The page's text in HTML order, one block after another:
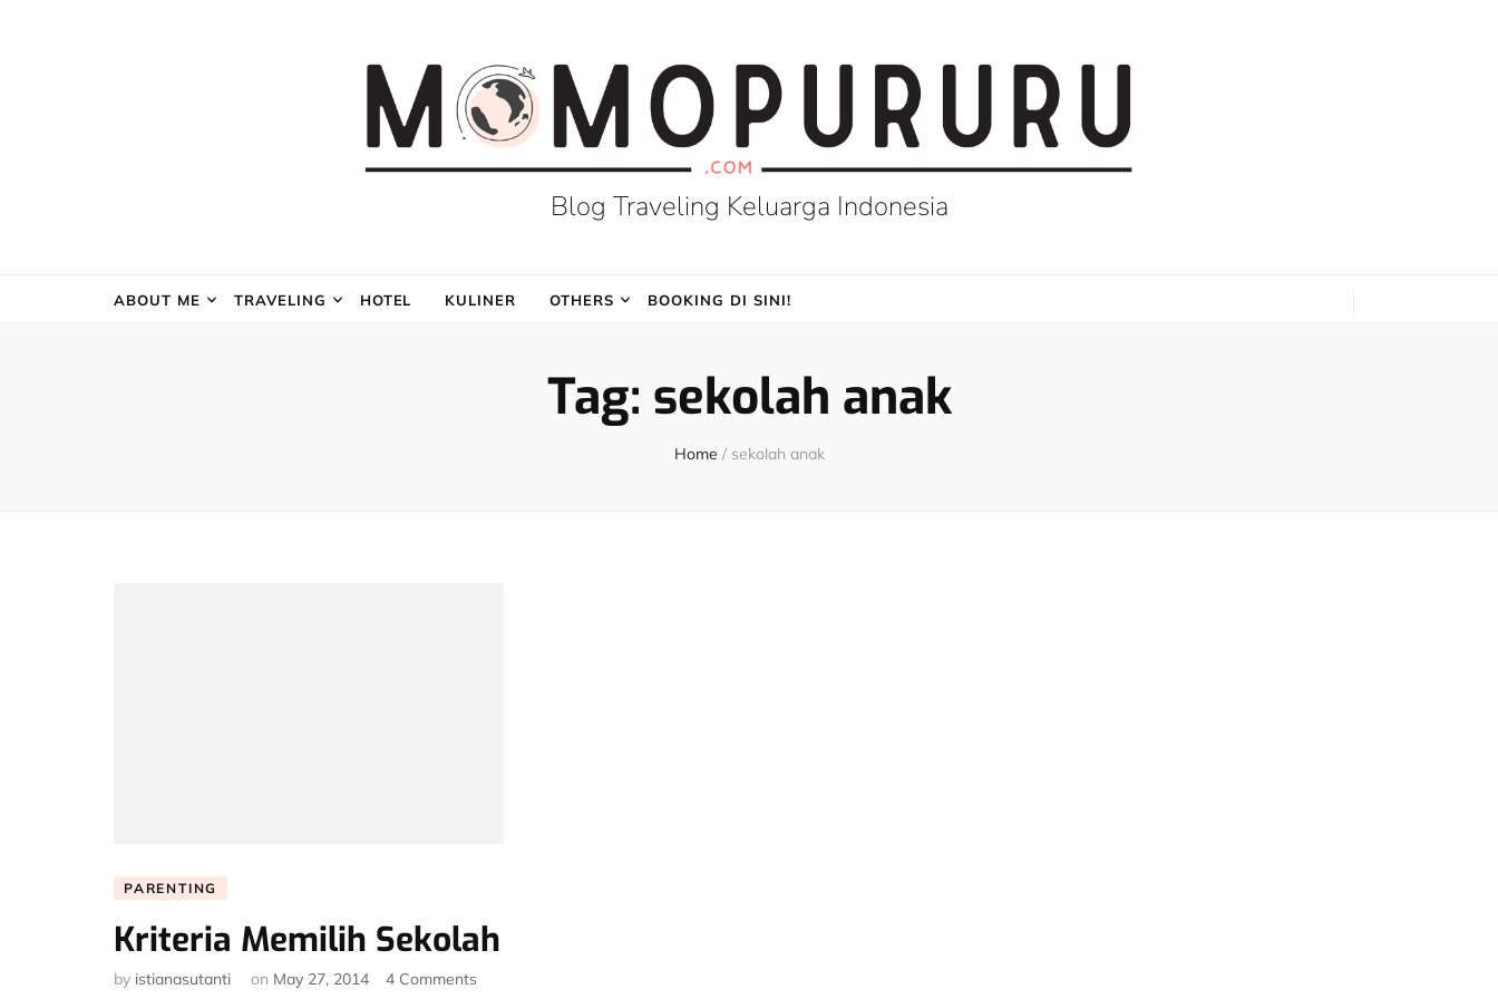
Blog Traveling Keluarga Indonesia
ABOUT ME TRAVELING HOTEL KULINER OTHERS BOOKING DI SINI!
Tag: sekolah anak
Home / sekolah anak
PARENTING
Kriteria Memilih Sekolah
by istianasutanti on May 27, 2014 4 Comments